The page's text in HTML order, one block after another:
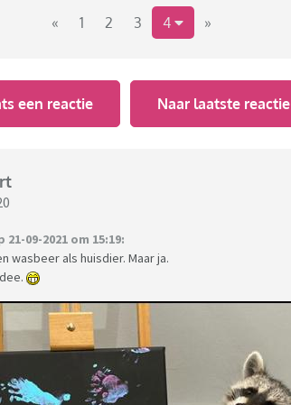
« 1 2 3 4 »
een reactie Naar laatste reactie
09-2021 om 15:19:
wasbeer als huisdier. Maar ja.